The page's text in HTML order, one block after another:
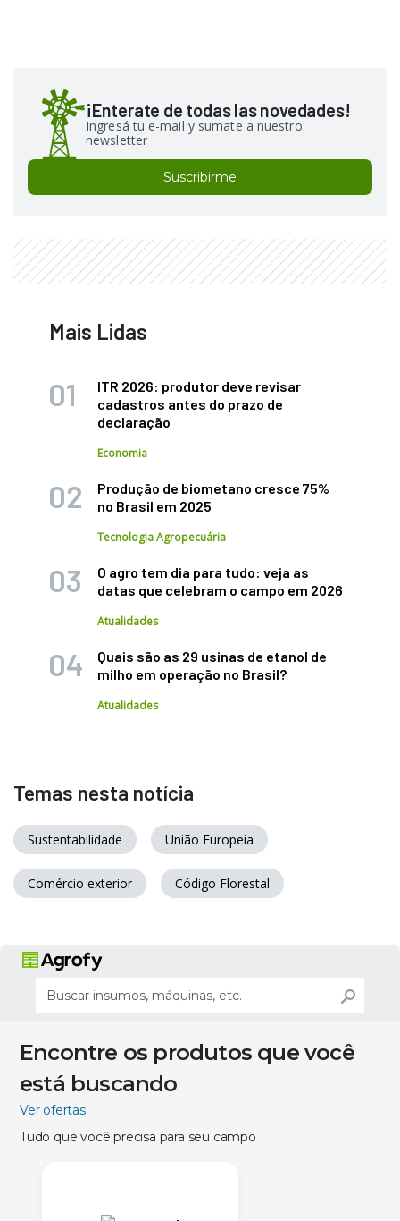
¡Enterate de todas las novedades!
Ingresá tu e-mail y sumate a nuestro
newsletter
Suscribirme
Mais Lidas
ITR 2026: produtor deve revisar
cadastros antes do prazo de
declaração
Economia
Produção de biometano cresce 75%
no Brasil em 2025
Tecnologia Agropecuária
O agro tem dia para tudo: veja as
datas que celebram o campo em 2026
Atualidades
Quais são as 29 usinas de etanol de
milho em operação no Brasil?
Atualidades
Temas nesta notícia
Sustentabilidade União Europeia
Comércio exterior Código Florestal
Encontre os produtos que você
está buscando
Ver ofertas
Tudo que você precisa para seu campo